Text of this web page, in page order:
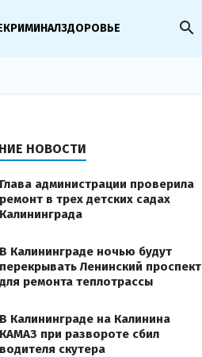
КРИМИНАЛЗДОРОВЬЕ search
НОВОСТИ
Глава администрации проверила
ремонт в трех детских садах
Калининграда
В Калининграде ночью будут
перекрывать Ленинский проспект
для ремонта теплотрассы
В Калининграде на Калинина
КАМАЗ при развороте сбил
водителя скутера